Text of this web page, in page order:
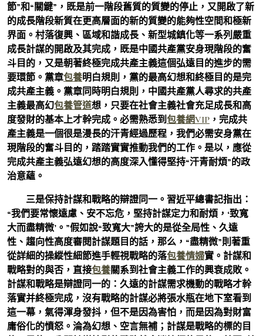
節”和“關鍵”，既是前一階段舊質的質變的停止，又開啟了新
的成長階段新質在更高層面的新的質變的能夠性空間和極新
界面。村落復興、區域和諧成長、新型城鎮化等一系列嚴重
成長計謀的開啟及其完成，既是中國共產黨安身現階段的奮
斗目的，又是朝著終極完成共產主義這個弘遠目的進步的需
要環節。黨章包養明白規則，黨的最高幻想和終極目的是完
成共產主義。黨章同時明白規則，中國共產黨人尋求的共產
主義最高幻包養管道想，只要在社會主義社會充足成長和高
度發財的基本上才幹完成。必需熟悉到包養網VIP ，完成共
產主義是一個很是漫長的汗青經過歷程，我們必需安身黨在
現階段的奮斗目的，踏踏實實推動我們的工作。是以，應從
完成共產主義弘遠幻想的高度深入懂得堅持“汗青耐煩”的政
治意蘊。
三是保持計謀和戰略的辯證同一。習近平總書記指出：
“我們要常懷遠慮、安不忘危，堅持計謀定力和耐煩，‘致寬
大而盡精微’。”假如說“致寬大”誇大的是從全局性、久遠
性、趨向性高度審閱計謀題目的話，那么，“盡精微”則著重
從詳細的操縱性細節進手輕視戰略的落包養情婦實。計謀和
戰略對的與否，直接包養關系到社會主義工作的興衰成敗。
計謀和戰略是辯證同一的：久遠的計謀需求機動的戰略才幹
落實并終極完成，沒有戰略的計謀必將張水瓶在地下室看到
這一幕，氣得渾身發抖，但不是因為害怕，而是因為對財富
庸俗化的憤怒。淪為幻想、空言無補；計謀是戰略的標的目